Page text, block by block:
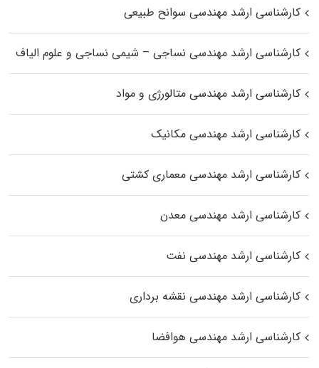
کارشناسی ارشد مهندسی سوانح طبیعی
کارشناسی ارشد مهندسی نساجی – شیمی نساجی و علوم الیاف
کارشناسی ارشد مهندسی متالورژی و مواد
کارشناسی ارشد مهندسی مکانیک
کارشناسی ارشد مهندسی معماری کشتی
کارشناسی ارشد مهندسی معدن
کارشناسی ارشد مهندسی نفت
کارشناسی ارشد مهندسی نقشه برداری
کارشناسی ارشد مهندسی هوافضا